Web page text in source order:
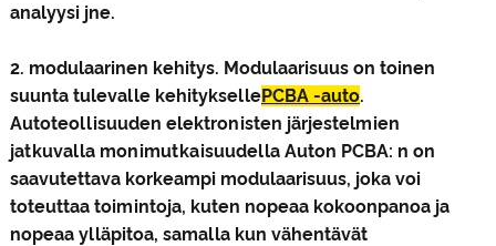
analyysi jne.
2. modulaarinen kehitys. Modulaarisuus on toinen
suunta tulevalle kehityksellePCBA -auto.
Autoteollisuuden elektronisten järjestelmien
jatkuvalla monimutkaisuudella Auton PCBA: n on
saavutettava korkeampi modulaarisuus, joka voi
toteuttaa toimintoja, kuten nopeaa kokoonpanoa ja
nopeaa ylläpitoa, samalla kun vähentävät